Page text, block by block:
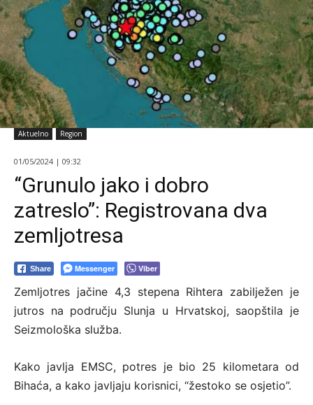
Aktuelno Region
01/05/2024 | 09:32
“Grunulo jako i dobro
zatreslo”: Registrovana dva
zemljotresa
Share Messenger Viber
Zemljotres jačine 4,3 stepena Rihtera zabilježen je
jutros na području Slunja u Hrvatskoj, saopštila je
Seizmološka služba.
Kako javlja EMSC, potres je bio 25 kilometara od
Bihaća, a kako javljaju korisnici, “žestoko se osjetio”.